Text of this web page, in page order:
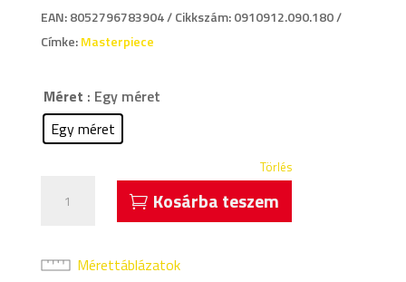
EAN:8052796783904 Cikkszám:0910912.090.180
Címke:Masterpiece
Méret : Egy méret
Egy méret
Törlés
Masterpiece
Ütő
Kosárba teszem
Mérettáblázatok